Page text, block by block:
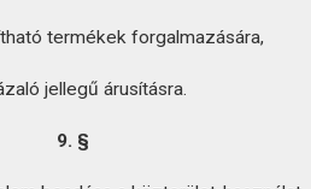
termékek forgalmazására,
jellegű árusításra.
9. §